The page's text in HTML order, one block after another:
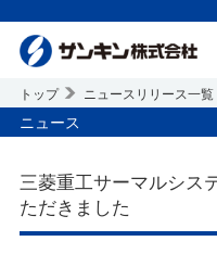
トップ ニュースリリース一覧
ニュース
三菱重工サーマルシス
ただきました